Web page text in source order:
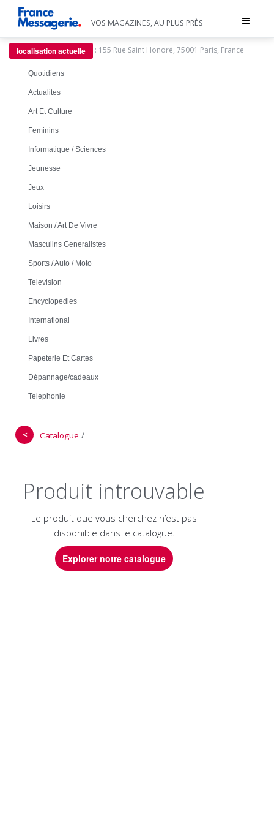
Toggle
VOS MAGAZINES, AU PLUS PRÈS
localisation actuelle : 155 Rue Saint Honoré, 75001 Paris, France
Quotidiens
Actualites
Art Et Culture
Feminins
Informatique / Sciences
Jeunesse
Jeux
Loisirs
Maison / Art De Vivre
Masculins Generalistes
Sports / Auto / Moto
Television
Encyclopedies
International
Livres
Papeterie Et Cartes
Dépannage/cadeaux
Telephonie
＜ Catalogue /
Produit introuvable
Le produit que vous cherchez n’est pas
disponible dans le catalogue.
Explorer notre catalogue